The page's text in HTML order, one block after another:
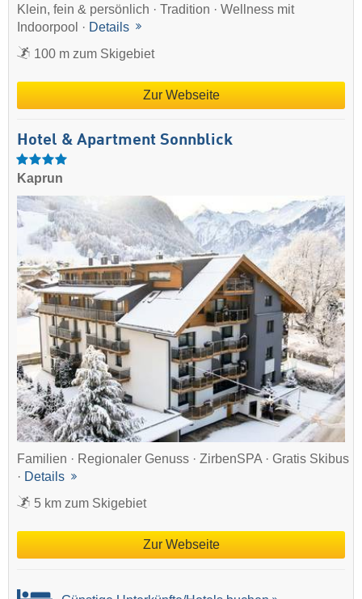
Klein, fein & persönlich · Tradition · Wellness mit
Indoorpool · Details
100 m zum Skigebiet
Zur Webseite
Hotel & Apartment Sonnblick
Kaprun
Familien · Regionaler Genuss · ZirbenSPA · Gratis Skibus
· Details
5 km zum Skigebiet
Zur Webseite